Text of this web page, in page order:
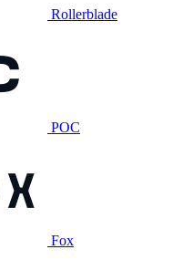
Rollerblade
POC
Fox